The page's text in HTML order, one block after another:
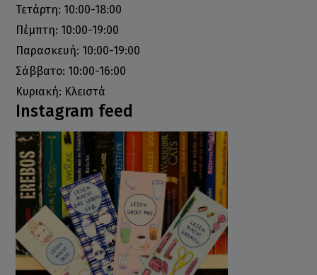
Τετάρτη: 10:00-18:00
Πέμπτη: 10:00-19:00
Παρασκευή: 10:00-19:00
Σάββατο: 10:00-16:00
Κυριακή: Κλειστά
Instagram feed